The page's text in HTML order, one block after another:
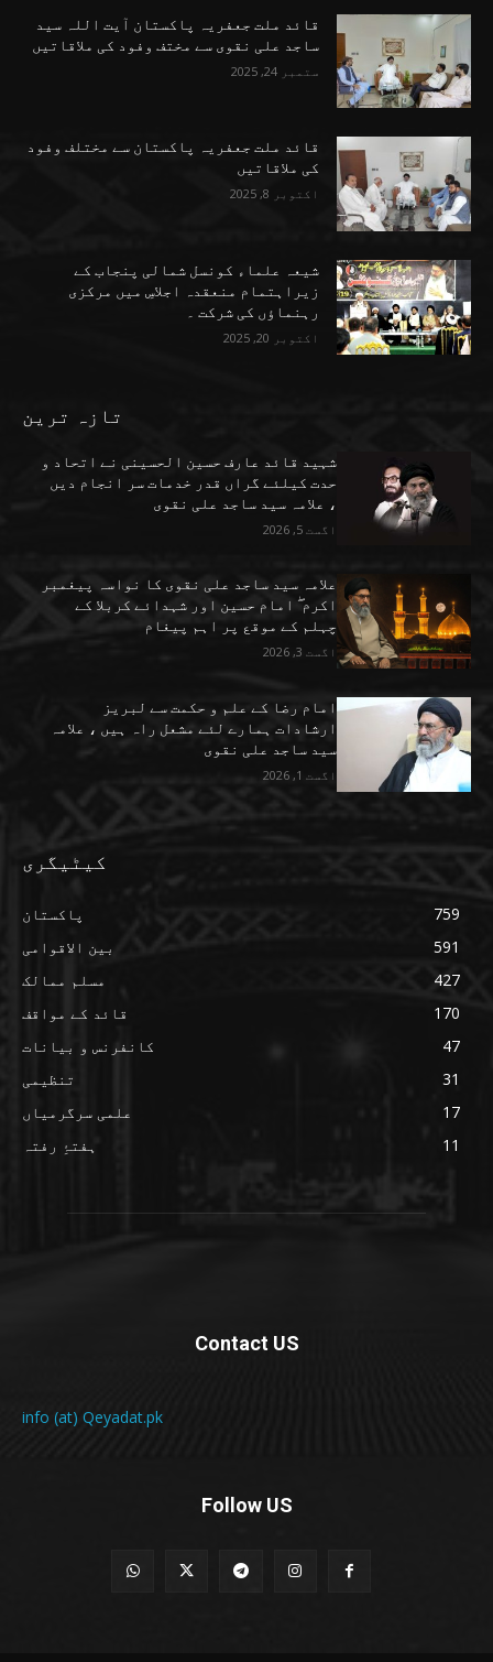
قائد ملت جعفریہ پاکستان آیت اللہ سید
ساجد علی نقوی سے مختف وفود کی ملاقاتیں
ستمبر 24, 2025
قائد ملت جعفریہ پاکستان سے مختلف وفود
کی ملاقاتیں
اکتوبر 8, 2025
شیعہ علماء کونسل شمالی پنجاب کے
زیراہتمام منعقدہ اجلاسِ میں مرکزی
رہنماؤں کی شرکت ۔
اکتوبر 20, 2025
تازہ ترین
شہید قائد عارف حسین الحسینی نے اتحاد و
حدت کیلئے گراں قدر خدمات سر انجام دیں
، علامہ سید ساجد علی نقوی
اگست 5, 2026
علامہ سید ساجد علی نقوی کا نواسہ پیغمبر
اکرم ۖ امام حسین اور شہدائے کربلا کے
چہلم کے موقع پر اہم پیغام
اگست 3, 2026
امام رضا کے علم و حکمت سے لبریز
ارشادات ہمارے لئے مشعل راہ ہیں ، علامہ
سید ساجد علی نقوی
اگست 1, 2026
کیٹیگری
پاکستان
759
بین الاقوامی
591
مسلم ممالک
427
قائد کے مواقف
170
کانفرنس و بیانات
47
تنظیمی
31
علمی سرگرمیاں
17
ہفتۂِ رفتہ
11
Contact US
info (at) Qeyadat.pk
Follow US